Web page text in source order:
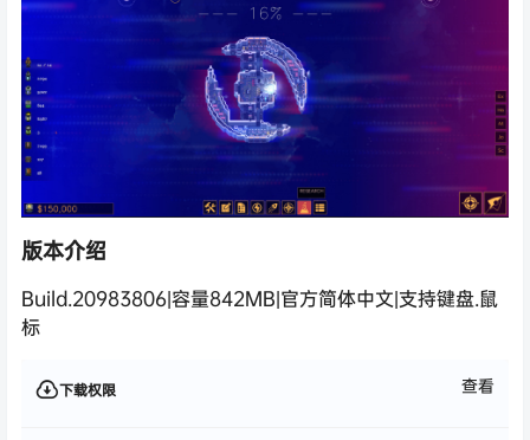
版本介绍
Build.20983806|容量842MB|官方简体中文|支持键盘.鼠
标
下载权限 查看